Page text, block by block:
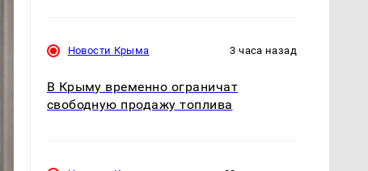
Новости Крыма 3 часа назад
В Крыму временно ограничат
свободную продажу топлива